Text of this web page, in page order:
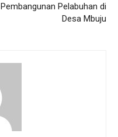
Pembangunan Pelabuhan di
Desa Mbuju